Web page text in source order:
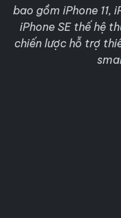
bao gồm iPhone 11,
iPhone SE thế hệ
chiến lược hỗ trợ